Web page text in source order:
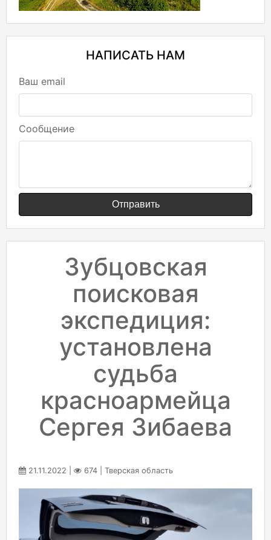
НАПИСАТЬ НАМ
Ваш email
Сообщение
Отправить
Зубцовская
поисковая
экспедиция:
установлена
судьба
красноармейца
Сергея Зибаева
21.11.2022 | 674 | Тверская область